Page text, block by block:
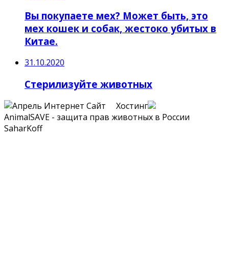
Вы покупаете мех? Может быть, это
мех кошек и собак, жестоко убитых в
Китае.
31.10.2020
Стерилизуйте животных
Сайт Хостинг
AnimalSAVE - защита прав животных в России
SaharKoff